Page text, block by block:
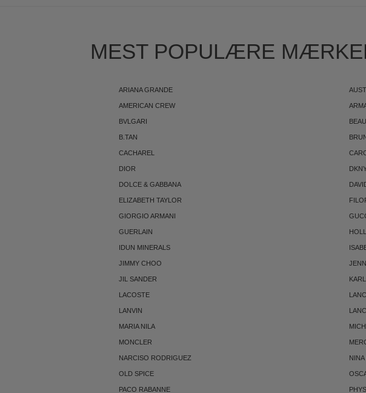
MEST POPULÆRE
ARIANA GRANDE
AMERICAN CREW
BVLGARI
B.TAN
CACHAREL
DIOR
DOLCE & GABBANA
ELIZABETH TAYLOR
GIORGIO ARMANI
GUERLAIN
IDUN MINERALS
JIMMY CHOO
JIL SANDER
LACOSTE
LANVIN
MARIA NILA
MONCLER
NARCISO RODRIGUEZ NINA
OLD SPICE
PACO RABANNE